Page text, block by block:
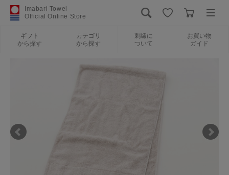
Imabari Towel
Official Online Store
ギフト
から探す
カテゴリ
から探す
刺繍に
ついて
お買い物
ガイド